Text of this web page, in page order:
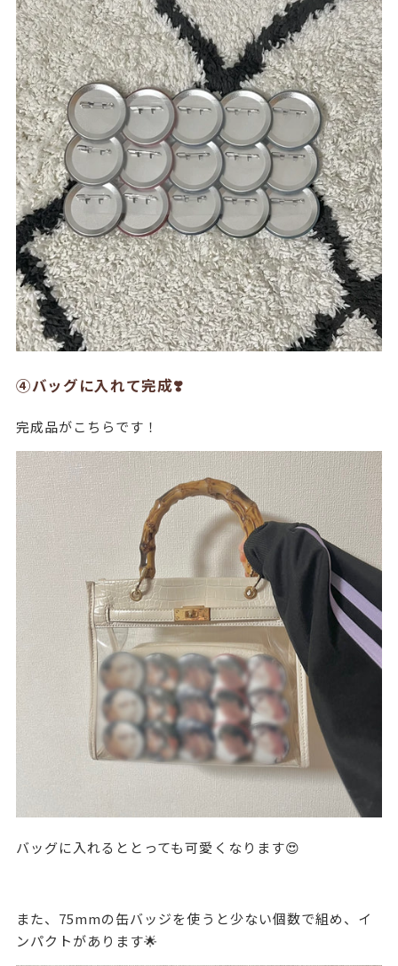
④バッグに入れて完成❣️
完成品がこちらです！
バッグに入れるととっても可愛くなります😍
また、75mmの缶バッジを使うと少ない個数で組め、イ
ンパクトがあります🌟